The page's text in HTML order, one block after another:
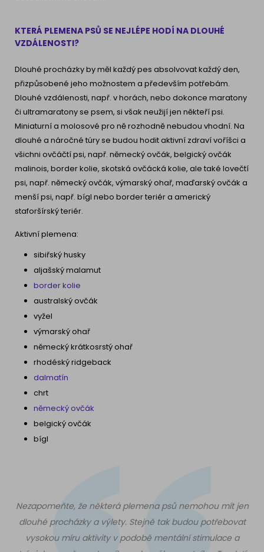
KTERÁ PLEMENA PSŮ SE NEJLÉPE HODÍ NA DLOUHÉ
VZDÁLENOSTI?
Dlouhé procházky by měl každý pes absolvovat každý den,
přizpůsobené jeho možnostem a především potřebám.
Dlouhé vzdálenosti, např. v horách, nebo dokonce maratony
či ultramaratony se psem, si však neužijí jen někteří psi.
Miniaturní a molosové pro ně rozhodně nebudou vhodní. Na
dlouhé a náročné túry se budou hodit aktivní zdraví voříšci a
všichni ovčáčtí psi, např. německý ovčák, belgický ovčák
malinois, border kolie, skotská ovčácká kolie, ale také lovečtí
psi, např. německý ovčák, výmarský ohař, maďarský ovčák a
menší psi, např. bígl nebo border teriér a americký
staforšírský teriér.
Aktivní plemena:
sibiřský husky
aljašský malamut
border kolie
australský ovčák
vyžel
výmarský ohař
německý krátkosrstý ohař
rhodéský ridgeback
dalmatín
chrt
německý ovčák
belgický ovčák
bígl
Nezapomeňte, že některá plemena psů nemohou mít jen
dlouhé procházky a výlety. Stejně tak budou potřebovat
vysokou míru aktivity v podobě mentální stimulace a